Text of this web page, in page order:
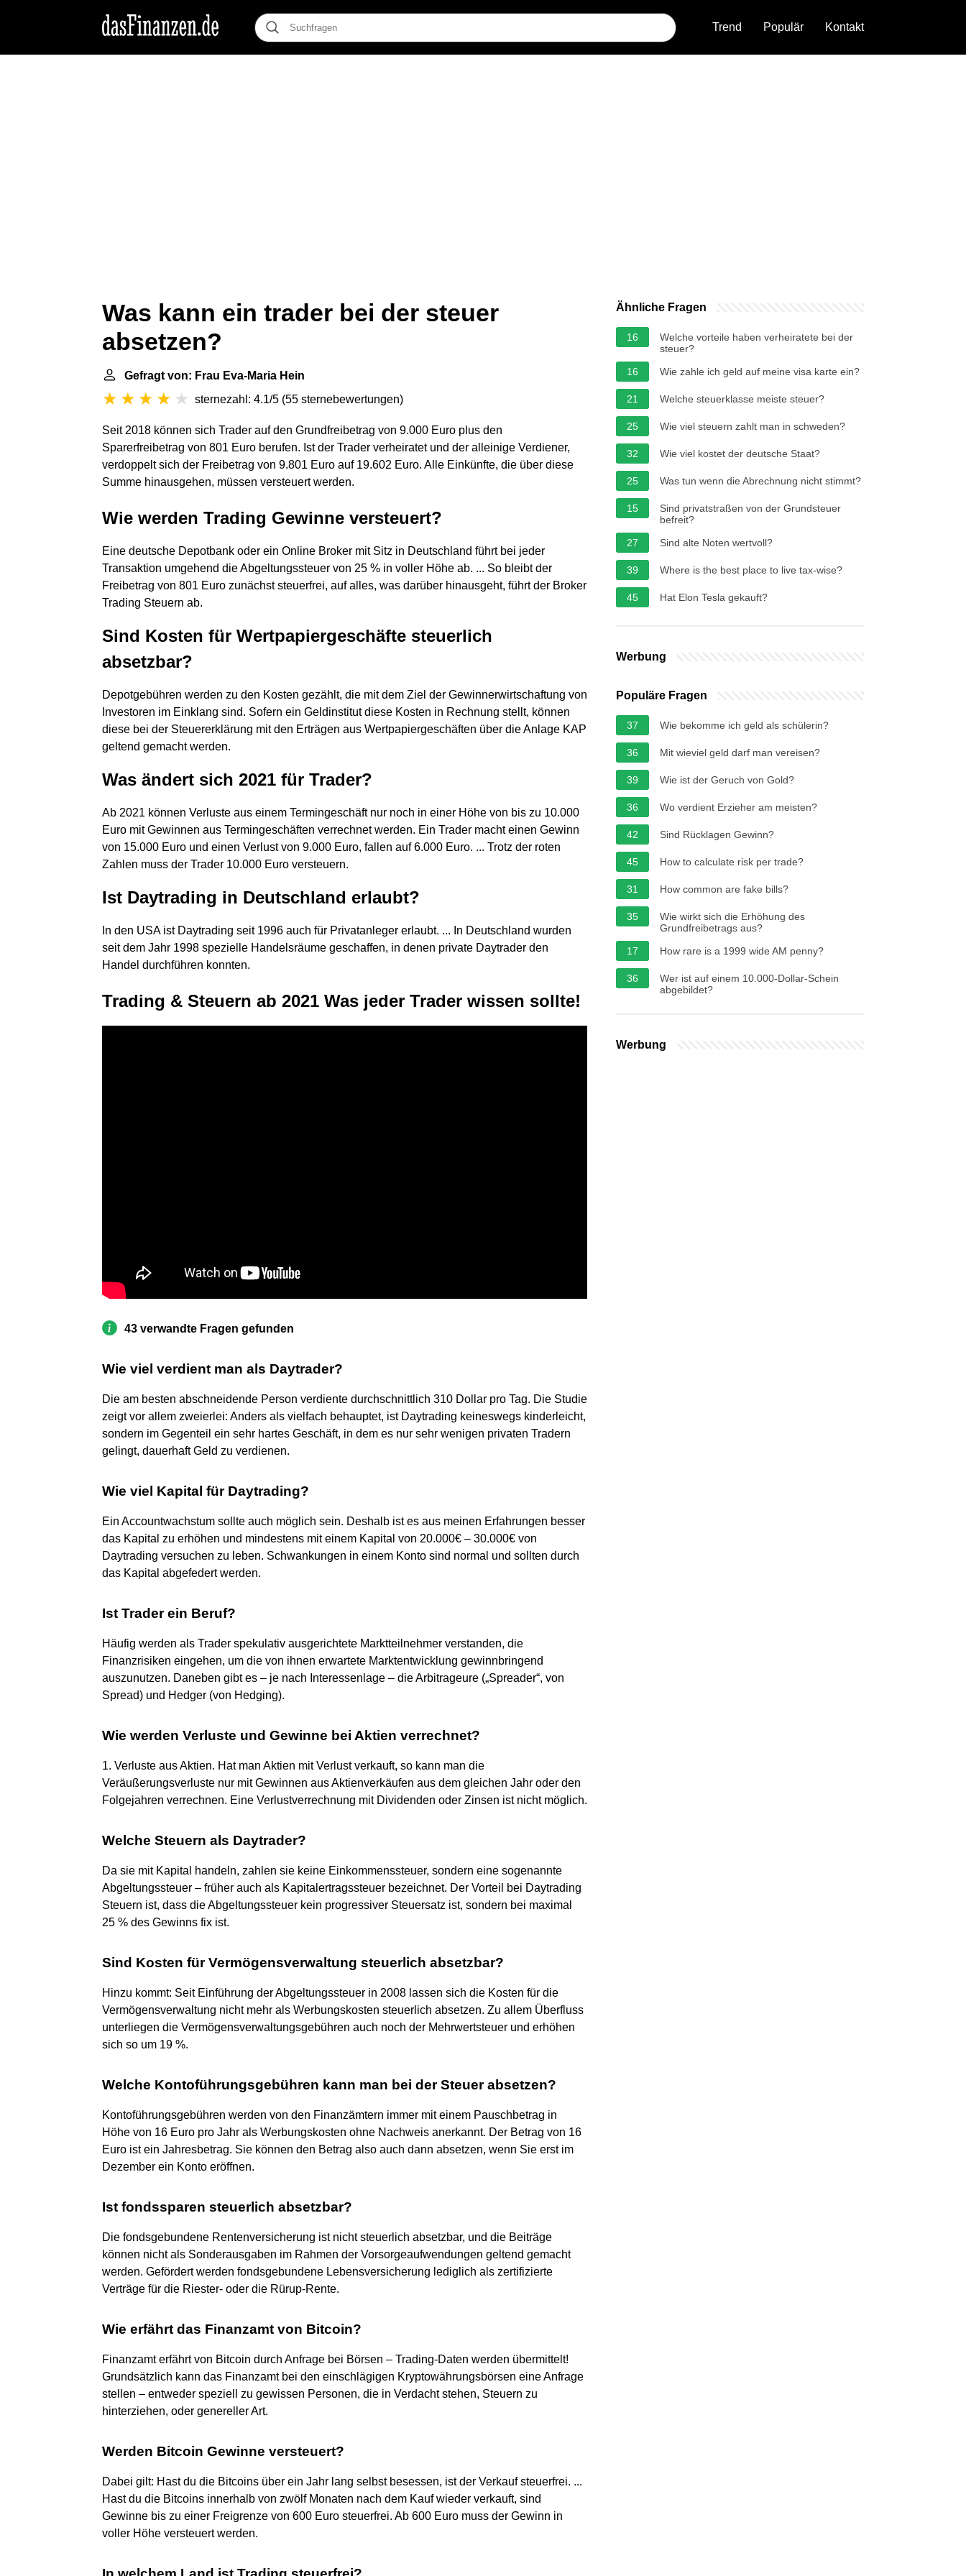
Trend Populär Kontakt
Was kann ein trader bei der steuer
absetzen?
Gefragt von: Frau Eva-Maria Hein
sternezahl: 4.1/5 (55 sternebewertungen)
Seit 2018 können sich Trader auf den Grundfreibetrag von 9.000 Euro plus den
Sparerfreibetrag von 801 Euro berufen. Ist der Trader verheiratet und der alleinige Verdiener,
verdoppelt sich der Freibetrag von 9.801 Euro auf 19.602 Euro. Alle Einkünfte, die über diese
Summe hinausgehen, müssen versteuert werden.
Wie werden Trading Gewinne versteuert?
Eine deutsche Depotbank oder ein Online Broker mit Sitz in Deutschland führt bei jeder
Transaktion umgehend die Abgeltungssteuer von 25 % in voller Höhe ab. ... So bleibt der
Freibetrag von 801 Euro zunächst steuerfrei, auf alles, was darüber hinausgeht, führt der Broker
Trading Steuern ab.
Sind Kosten für Wertpapiergeschäfte steuerlich
absetzbar?
Depotgebühren werden zu den Kosten gezählt, die mit dem Ziel der Gewinnerwirtschaftung von
Investoren im Einklang sind. Sofern ein Geldinstitut diese Kosten in Rechnung stellt, können
diese bei der Steuererklärung mit den Erträgen aus Wertpapiergeschäften über die Anlage KAP
geltend gemacht werden.
Was ändert sich 2021 für Trader?
Ab 2021 können Verluste aus einem Termingeschäft nur noch in einer Höhe von bis zu 10.000
Euro mit Gewinnen aus Termingeschäften verrechnet werden. Ein Trader macht einen Gewinn
von 15.000 Euro und einen Verlust von 9.000 Euro, fallen auf 6.000 Euro. ... Trotz der roten
Zahlen muss der Trader 10.000 Euro versteuern.
Ist Daytrading in Deutschland erlaubt?
In den USA ist Daytrading seit 1996 auch für Privatanleger erlaubt. ... In Deutschland wurden
seit dem Jahr 1998 spezielle Handelsräume geschaffen, in denen private Daytrader den
Handel durchführen konnten.
Trading & Steuern ab 2021 Was jeder Trader wissen sollte!
43 verwandte Fragen gefunden
Wie viel verdient man als Daytrader?
Die am besten abschneidende Person verdiente durchschnittlich 310 Dollar pro Tag. Die Studie
zeigt vor allem zweierlei: Anders als vielfach behauptet, ist Daytrading keineswegs kinderleicht,
sondern im Gegenteil ein sehr hartes Geschäft, in dem es nur sehr wenigen privaten Tradern
gelingt, dauerhaft Geld zu verdienen.
Wie viel Kapital für Daytrading?
Ein Accountwachstum sollte auch möglich sein. Deshalb ist es aus meinen Erfahrungen besser
das Kapital zu erhöhen und mindestens mit einem Kapital von 20.000€ – 30.000€ von
Daytrading versuchen zu leben. Schwankungen in einem Konto sind normal und sollten durch
das Kapital abgefedert werden.
Ist Trader ein Beruf?
Häufig werden als Trader spekulativ ausgerichtete Marktteilnehmer verstanden, die
Finanzrisiken eingehen, um die von ihnen erwartete Marktentwicklung gewinnbringend
auszunutzen. Daneben gibt es – je nach Interessenlage – die Arbitrageure („Spreader“, von
Spread) und Hedger (von Hedging).
Wie werden Verluste und Gewinne bei Aktien verrechnet?
1. Verluste aus Aktien. Hat man Aktien mit Verlust verkauft, so kann man die
Veräußerungsverluste nur mit Gewinnen aus Aktienverkäufen aus dem gleichen Jahr oder den
Folgejahren verrechnen. Eine Verlustverrechnung mit Dividenden oder Zinsen ist nicht möglich.
Welche Steuern als Daytrader?
Da sie mit Kapital handeln, zahlen sie keine Einkommenssteuer, sondern eine sogenannte
Abgeltungssteuer – früher auch als Kapitalertragssteuer bezeichnet. Der Vorteil bei Daytrading
Steuern ist, dass die Abgeltungssteuer kein progressiver Steuersatz ist, sondern bei maximal
25 % des Gewinns fix ist.
Sind Kosten für Vermögensverwaltung steuerlich absetzbar?
Hinzu kommt: Seit Einführung der Abgeltungssteuer in 2008 lassen sich die Kosten für die
Vermögensverwaltung nicht mehr als Werbungskosten steuerlich absetzen. Zu allem Überfluss
unterliegen die Vermögensverwaltungsgebühren auch noch der Mehrwertsteuer und erhöhen
sich so um 19 %.
Welche Kontoführungsgebühren kann man bei der Steuer absetzen?
Kontoführungsgebühren werden von den Finanzämtern immer mit einem Pauschbetrag in
Höhe von 16 Euro pro Jahr als Werbungskosten ohne Nachweis anerkannt. Der Betrag von 16
Euro ist ein Jahresbetrag. Sie können den Betrag also auch dann absetzen, wenn Sie erst im
Dezember ein Konto eröffnen.
Ist fondssparen steuerlich absetzbar?
Die fondsgebundene Rentenversicherung ist nicht steuerlich absetzbar, und die Beiträge
können nicht als Sonderausgaben im Rahmen der Vorsorgeaufwendungen geltend gemacht
werden. Gefördert werden fondsgebundene Lebensversicherung lediglich als zertifizierte
Verträge für die Riester- oder die Rürup-Rente.
Wie erfährt das Finanzamt von Bitcoin?
Finanzamt erfährt von Bitcoin durch Anfrage bei Börsen – Trading-Daten werden übermittelt!
Grundsätzlich kann das Finanzamt bei den einschlägigen Kryptowährungsbörsen eine Anfrage
stellen – entweder speziell zu gewissen Personen, die in Verdacht stehen, Steuern zu
hinterziehen, oder genereller Art.
Werden Bitcoin Gewinne versteuert?
Dabei gilt: Hast du die Bitcoins über ein Jahr lang selbst besessen, ist der Verkauf steuerfrei. ...
Hast du die Bitcoins innerhalb von zwölf Monaten nach dem Kauf wieder verkauft, sind
Gewinne bis zu einer Freigrenze von 600 Euro steuerfrei. Ab 600 Euro muss der Gewinn in
voller Höhe versteuert werden.
Ähnliche Fragen
16
Welche vorteile haben verheiratete bei der
steuer?
16
Wie zahle ich geld auf meine visa karte ein?
21 Welche steuerklasse meiste steuer?
25 Wie viel steuern zahlt man in schweden?
32 Wie viel kostet der deutsche Staat?
25 Was tun wenn die Abrechnung nicht stimmt?
15
Sind privatstraßen von der Grundsteuer
befreit?
27
Sind alte Noten wertvoll?
39 Where is the best place to live tax-wise?
45 Hat Elon Tesla gekauft?
Werbung
Populäre Fragen
37 Wie bekomme ich geld als schülerin?
36 Mit wieviel geld darf man vereisen?
39 Wie ist der Geruch von Gold?
36 Wo verdient Erzieher am meisten?
42 Sind Rücklagen Gewinn?
45 How to calculate risk per trade?
31 How common are fake bills?
35
Wie wirkt sich die Erhöhung des
Grundfreibetrags aus?
17
How rare is a 1999 wide AM penny?
36
Wer ist auf einem 10.000-Dollar-Schein
abgebildet?
Werbung